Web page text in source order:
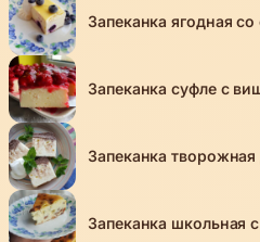
Запеканка ягодная
Запеканка суфле с
Запеканка творожная
Запеканка школьная